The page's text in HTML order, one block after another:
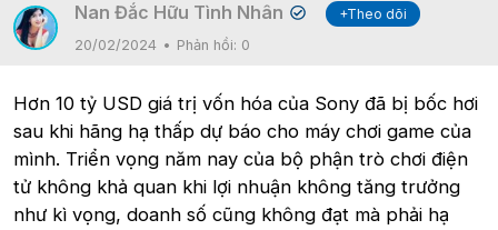
Nan Đắc Hữu Tình Nhân ✔
+Theo dõi
20/02/2024
Phản hồi: 0
Hơn 10 tỷ USD giá trị vốn hóa của Sony đã bị bốc hơi
sau khi hãng hạ thấp dự báo cho máy chơi game của
mình. Triển vọng năm nay của bộ phận trò chơi điện
tử không khả quan khi lợi nhuận không tăng trưởng
như kì vọng, doanh số cũng không đạt mà phải hạ